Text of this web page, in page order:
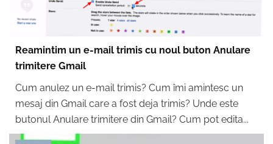
Reamintim un e-mail trimis cu noul buton Anulare
trimitere Gmail
Cum anulez un e-mail trimis? Cum îmi amintesc un
mesaj din Gmail care a fost deja trimis? Unde este
butonul Anulare trimitere din Gmail? Cum pot edita...